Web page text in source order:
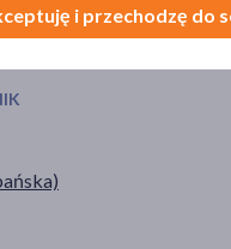
napój
i przechodzę do